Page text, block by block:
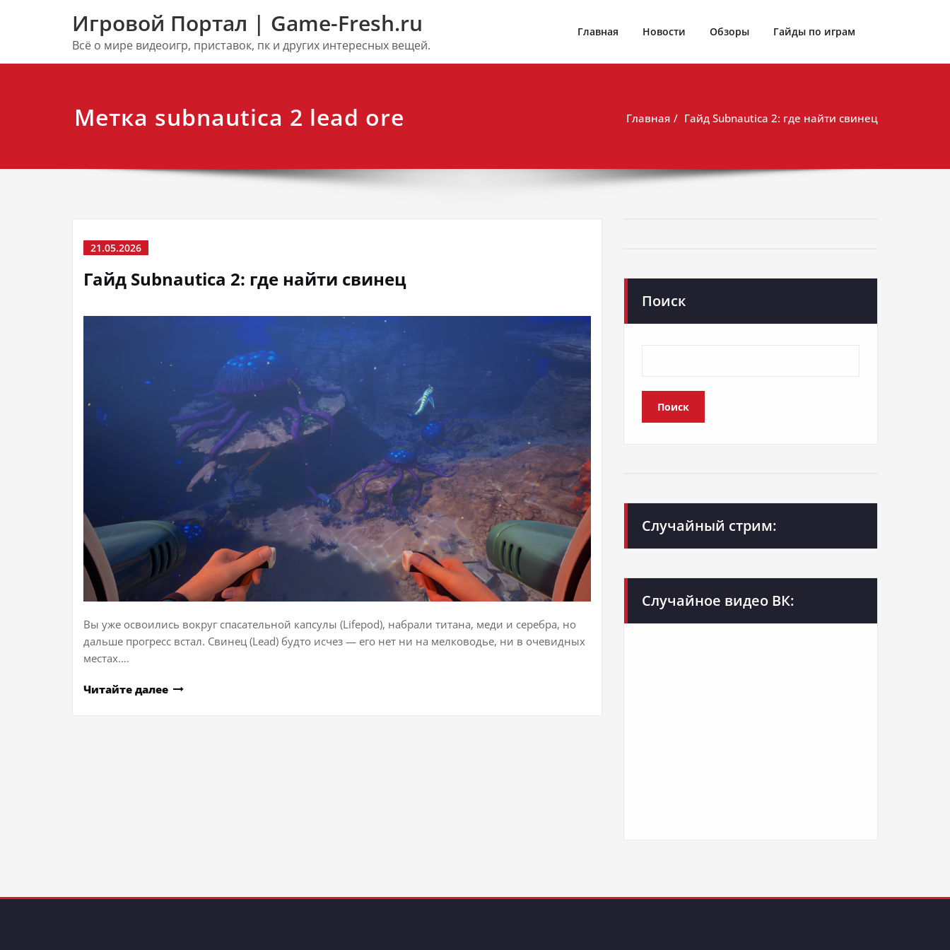
Игровой Портал | Game-Fresh.ru
Всё о мире видеоигр, приставок, пк и других интересных вещей.
Главная Новости Обзоры Гайды по играм
Метка subnautica 2 lead ore Главная Гайд Subnautica 2: где найти свинец
21.05.2026
Гайд Subnautica 2: где найти свинец
Вы уже освоились вокруг спасательной капсулы (Lifepod), набрали титана, меди и серебра, но
дальше прогресс встал. Свинец (Lead) будто исчез — его нет ни на мелководье, ни в очевидных
местах.…
Читайте далее
Поиск
Поиск
Случайный стрим:
Случайное видео ВК: